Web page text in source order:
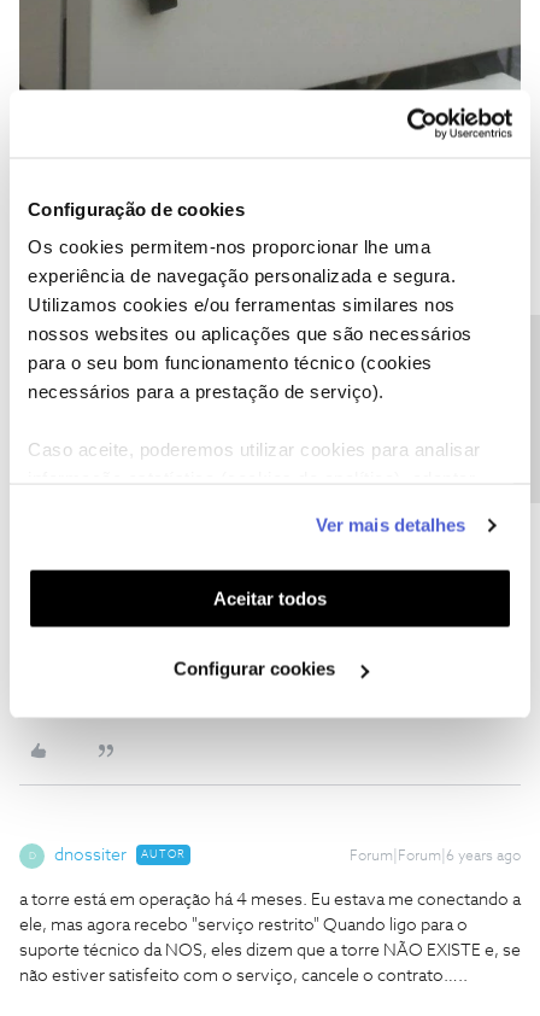
Configuração de cookies
Os cookies permitem-nos proporcionar lhe uma
experiência de navegação personalizada e segura.
Utilizamos cookies e/ou ferramentas similares nos
nossos websites ou aplicações que são necessários
para o seu bom funcionamento técnico (cookies
necessários para a prestação de serviço).
Caso aceite, poderemos utilizar cookies para analisar
funcionalidades (cookies de personalização e
funcionalidade) e adaptar anúncios aos seus interesses
(cookies de publicidade personalizada). Pode gerir a
utilização dos cookies clicando em "Configurar
Ver mais detalhes
Aceitar todos
Configurar cookies
Tente verificar a cobertura na sua zona usando aplicaçoes
Ser cliente NOS pode não ser fácil, mas a cada obstáculo
quem se propõem ajudar sem nada em troca... nem mesmo um
D dnossiter AUTOR Forum|Forum|6 years ago
a torre está em operação há 4 meses. Eu estava me conectando a
ele, mas agora recebo "serviço restrito" Quando ligo para o
suporte técnico da NOS, eles dizem que a torre NÃO EXISTE e, se
não estiver satisfeito com o serviço, cancele o contrato…..